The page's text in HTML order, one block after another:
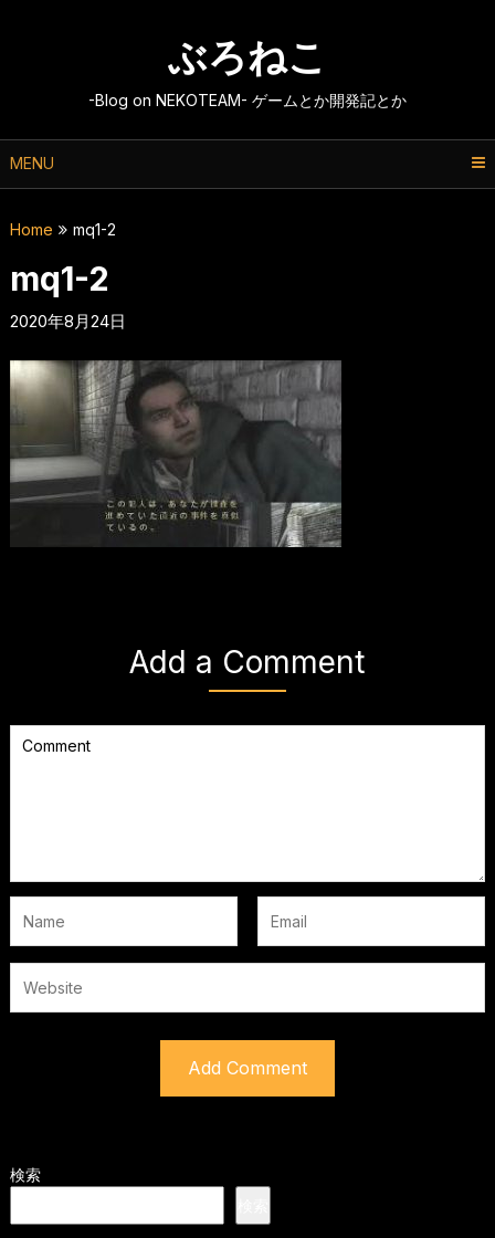
ぶろねこ
-Blog on NEKOTEAM- ゲームとか開発記とか
MENU
Home mq1-2
mq1-2
2020年8月24日
Add a Comment
検索